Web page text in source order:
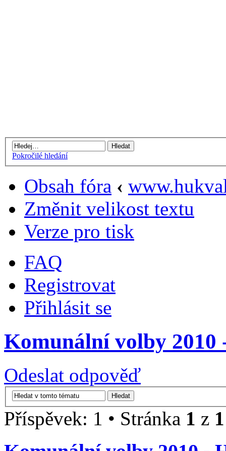
Pokročilé hledání
Obsah fóra ‹
Změnit velikost textu
Verze pro tisk
FAQ
Registrovat
Přihlásit se
Komunální volby 2010
Odeslat odpověď
Příspěvek: 1 • Stránka 1 z 1